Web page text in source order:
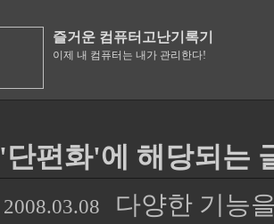
즐거운 컴퓨터고난기록기
이제 내 컴퓨터는 내가 관리한다!
'단편화'에 해당되는
2008.03.08
다양한 기능